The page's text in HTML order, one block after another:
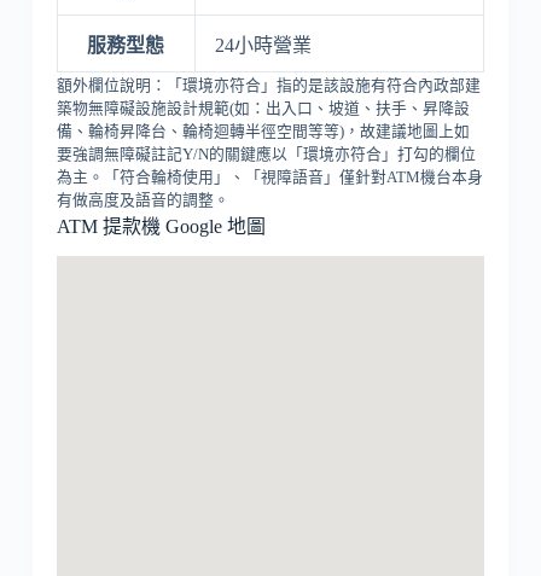
服務型態 24小時營業
額外欄位說明：「環境亦符合」指的是該設施有符合內政部建
築物無障礙設施設計規範(如：出入口、坡道、扶手、昇降設
備、輪椅昇降台、輪椅迴轉半徑空間等等)，故建議地圖上如
要強調無障礙註記Y/N的關鍵應以「環境亦符合」打勾的欄位
為主。「符合輪椅使用」、「視障語音」僅針對ATM機台本身
有做高度及語音的調整。
ATM 提款機 Google 地圖